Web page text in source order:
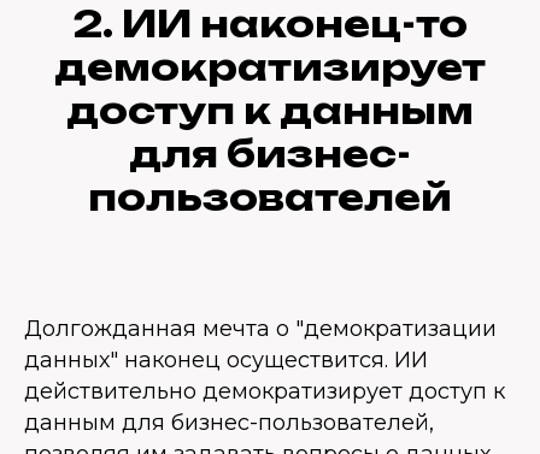
2. ИИ наконец-то
демократизирует
доступ к данным
для бизнес-
пользователей
Долгожданная мечта о "демократизации
данных" наконец осуществится. ИИ
действительно демократизирует доступ к
данным для бизнес-пользователей,